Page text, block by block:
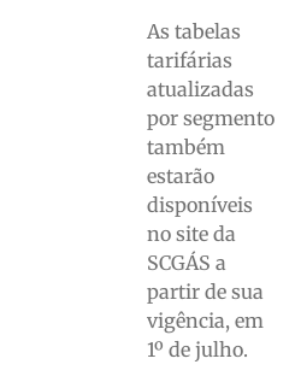
As tabelas
tarifárias
atualizadas
por segmento
também
estarão
disponíveis
no site da
SCGÁS a
partir de sua
vigência, em
1º de julho.